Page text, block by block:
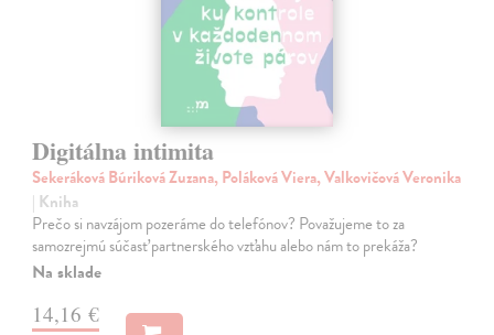
Digitálna intimita
Sekeráková Búriková Zuzana, Poláková Viera, Valkovičová Veronika
| Kniha
Prečo si navzájom pozeráme do telefónov? Považujeme to za
samozrejmú súčasť partnerského vzťahu alebo nám to prekáža?
Na sklade
14,16 €